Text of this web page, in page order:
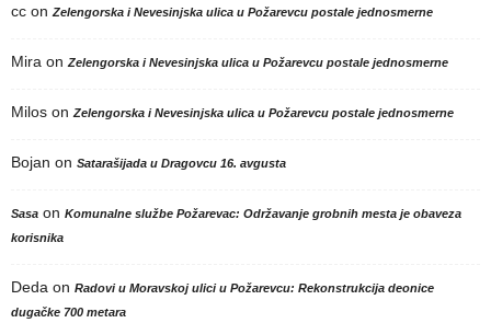
cc on Zelengorska i Nevesinjska ulica u Požarevcu postale jednosmerne
Mira on Zelengorska i Nevesinjska ulica u Požarevcu postale jednosmerne
Milos on Zelengorska i Nevesinjska ulica u Požarevcu postale jednosmerne
Bojan on Satarašijada u Dragovcu 16. avgusta
Sasa on Komunalne službe Požarevac: Održavanje grobnih mesta je obaveza
korisnika
Deda on Radovi u Moravskoj ulici u Požarevcu: Rekonstrukcija deonice
dugačke 700 metara